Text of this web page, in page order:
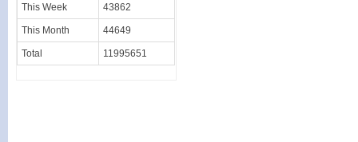
This Week 43862
This Month 44649
Total 11995651